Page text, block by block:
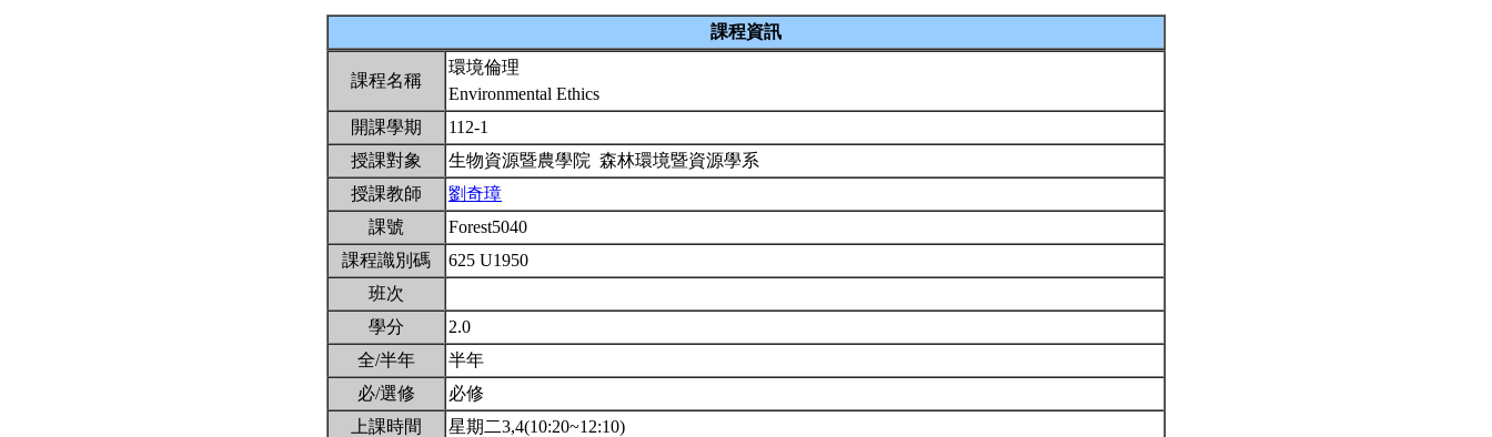
課程資訊
課程名稱
環境倫理
Environmental Ethics
開課學期
112-1
授課對象
生物資源暨農學院 森林環境暨資源學系
授課教師
劉奇璋
課號
Forest5040
課程識別碼
625 U1950
班次
學分
2.0
全/半年
半年
必/選修
必修
上課時間
星期二3,4(10:20~12:10)